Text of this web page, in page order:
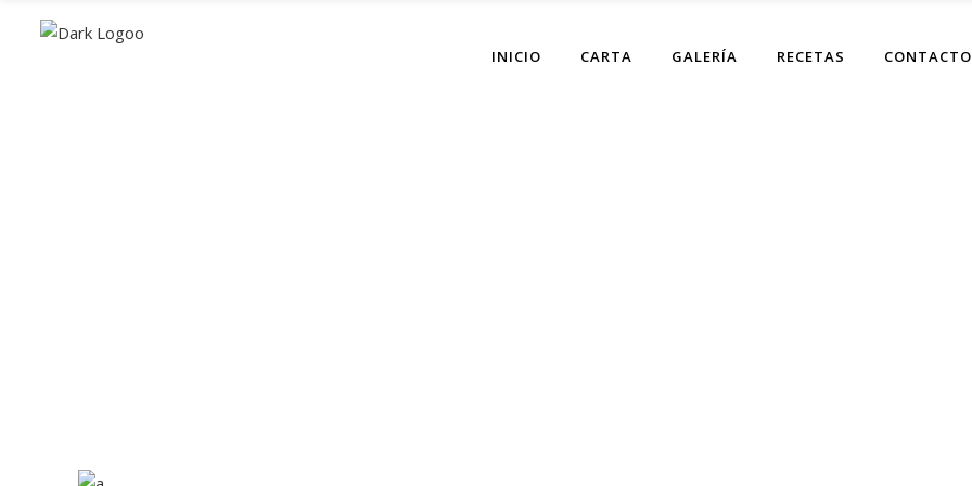
INICIO CARTA GALERÍA RECETAS CONTACTO